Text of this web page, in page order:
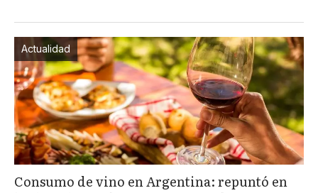
Actualidad
Consumo de vino en Argentina: repuntó en